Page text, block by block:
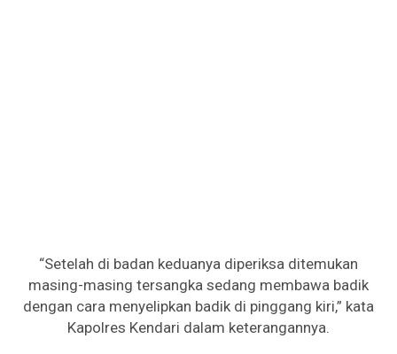
“Setelah di badan keduanya diperiksa ditemukan
masing-masing tersangka sedang membawa badik
dengan cara menyelipkan badik di pinggang kiri,” kata
Kapolres Kendari dalam keterangannya.